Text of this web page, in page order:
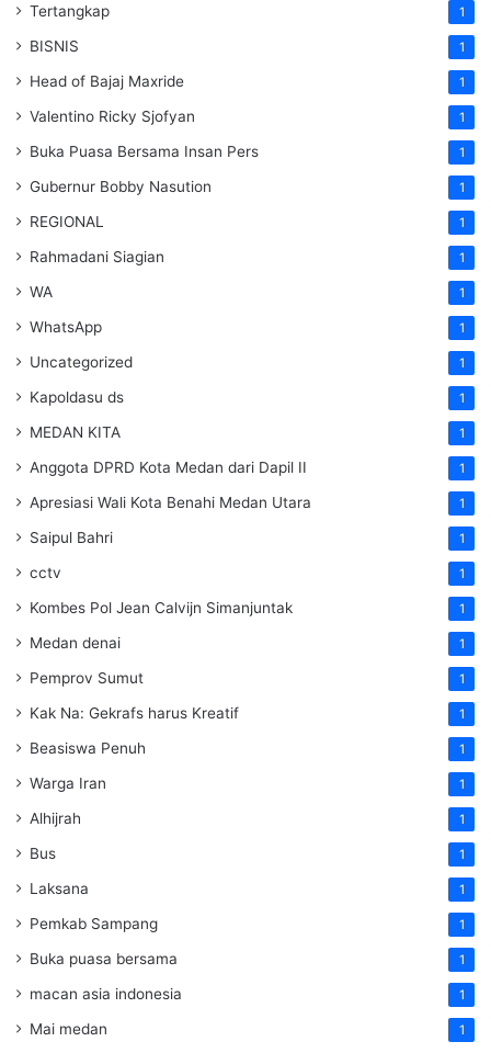
Tertangkap 1
BISNIS 1
Head of Bajaj Maxride 1
Valentino Ricky Sjofyan 1
Buka Puasa Bersama Insan Pers 1
Gubernur Bobby Nasution 1
REGIONAL 1
Rahmadani Siagian 1
WA 1
WhatsApp 1
Uncategorized 1
Kapoldasu ds 1
MEDAN KITA 1
Anggota DPRD Kota Medan dari Dapil II 1
Apresiasi Wali Kota Benahi Medan Utara 1
Saipul Bahri 1
cctv 1
Kombes Pol Jean Calvijn Simanjuntak 1
Medan denai 1
Pemprov Sumut 1
Kak Na: Gekrafs harus Kreatif 1
Beasiswa Penuh 1
Warga Iran 1
Alhijrah 1
Bus 1
Laksana 1
Pemkab Sampang 1
Buka puasa bersama 1
macan asia indonesia 1
Mai medan 1